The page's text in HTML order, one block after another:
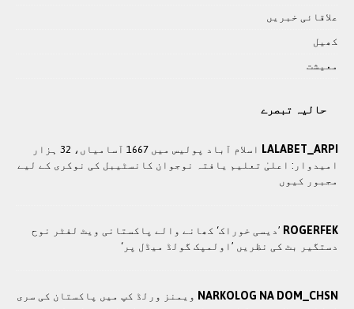
علاقائی خبريں
کھيل
معيشت
حالیہ تبصرے
LALABET_ARPI
اسلام آباد پولیس میں 1667 آسامیاں، 32 ہزار
امیدوار: اعلیٰ تعلیم یافتہ نوجوان کانسٹیبل کی نوکری کے لیے
مجبور کیوں
ROGERFEK ’دیسی خوراک‘ کھانے والے پاکستانی ویٹ لفٹر نوح
دستگیر بٹ کی نظریں ’اولمپک گولڈ میڈل پر‘
NARKOLOG NA DOM_CHSN ویمنز ورلڈ کپ میں پاکستان کی سری